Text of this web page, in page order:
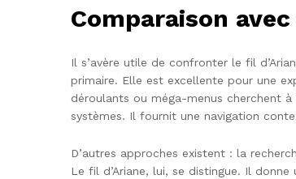
Comparaison
Il s’avère utile de confronter le fil
primaire. Elle est excellente pour une
déroulants ou méga-menus cherchent
systèmes. Il fournit une navigation
D’autres approches existent : la
Le fil d’Ariane, lui, se distingue. Il